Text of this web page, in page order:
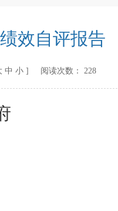
效自评报告
中 小] 阅读次数： 228